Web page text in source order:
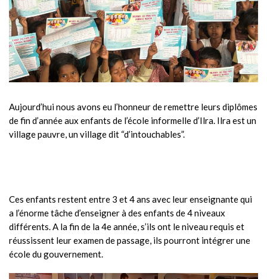
Aujourd’hui nous avons eu l’honneur de remettre leurs diplômes
de fin d’année aux enfants de l’école informelle d’Ilra. Ilra est un
village pauvre, un village dit “d’intouchables”.
Ces enfants restent entre 3 et 4 ans avec leur enseignante qui
a l’énorme tâche d’enseigner à des enfants de 4 niveaux
différents. A la fin de la 4e année, s’ils ont le niveau requis et
réussissent leur examen de passage, ils pourront intégrer une
école du gouvernement.